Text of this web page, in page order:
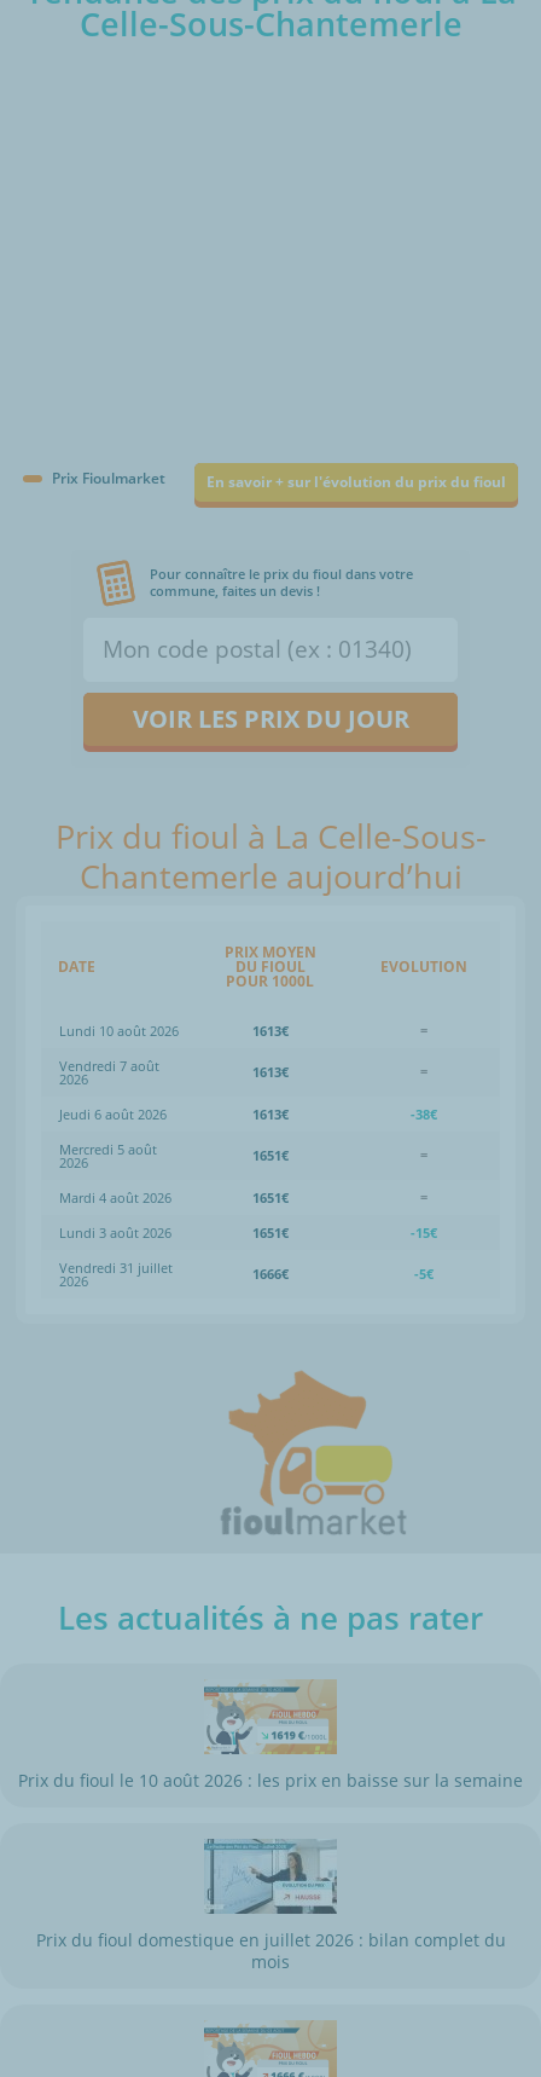
Celle-Sous-Chantemerle
Prix Fioulmarket En savoir + sur l'évolution du prix du fioul
Pour connaître le prix du fioul dans votre
commune, faites un devis !
VOIR LES PRIX DU JOUR
Prix du fioul à La Celle-Sous-
Chantemerle aujourd’hui
DATE
PRIX MOYEN
DU FIOUL
POUR 1000L
EVOLUTION
Lundi 10 août 2026 1613€
=
Vendredi 7 août
2026 1613€ =
Jeudi 6 août 2026 1613€
-38€
Mercredi 5 août
2026 1651€ =
Mardi 4 août 2026 1651€
=
Lundi 3 août 2026
1651€
-15€
Vendredi 31 juillet
2026 1666€ -5€
Les actualités à ne pas rater
Prix du fioul le 10 août 2026 : les prix en baisse sur la semaine
Prix du fioul domestique en juillet 2026 : bilan complet du
mois